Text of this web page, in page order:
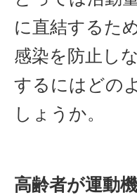
に直結するた
感染を防止し
するにはどの
しょうか。
高齢者が運動